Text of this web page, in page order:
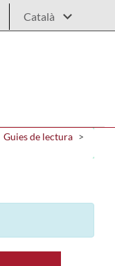
Guies de lectura